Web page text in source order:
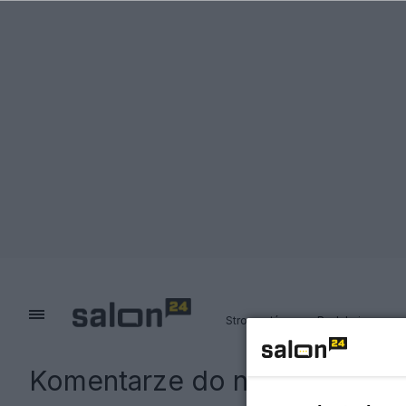
Strona główna Redakcja
Komentarze do notki: